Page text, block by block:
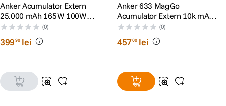
Anker Acumulator Extern
25.000 mAh 165W 100W
USB-C Cablu USB-C
Retractabil Gri
(0)
39990 lei
Anker 633 MagGo
Acumulator Extern 10k mAh
15W Negru (0)
45700 lei